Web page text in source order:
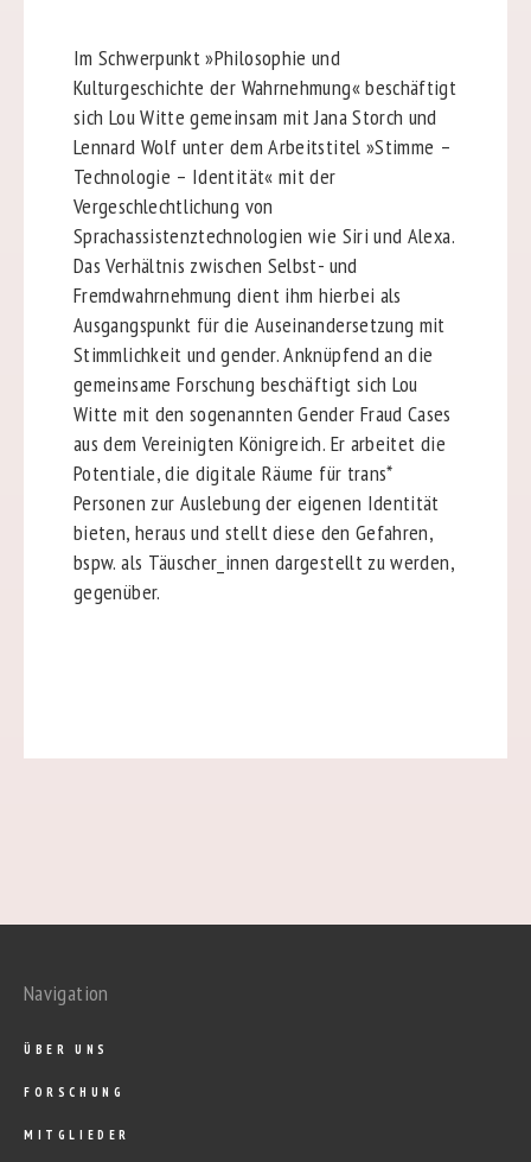
Im Schwerpunkt »Philosophie und
Kulturgeschichte der Wahrnehmung« beschäftigt
sich Lou Witte gemeinsam mit Jana Storch und
Lennard Wolf unter dem Arbeitstitel »Stimme –
Technologie – Identität« mit der
Vergeschlechtlichung von
Sprachassistenztechnologien wie Siri und Alexa.
Das Verhältnis zwischen Selbst- und
Fremdwahrnehmung dient ihm hierbei als
Ausgangspunkt für die Auseinandersetzung mit
Stimmlichkeit und gender. Anknüpfend an die
gemeinsame Forschung beschäftigt sich Lou
Witte mit den sogenannten Gender Fraud Cases
aus dem Vereinigten Königreich. Er arbeitet die
Potentiale, die digitale Räume für trans*
Personen zur Auslebung der eigenen Identität
bieten, heraus und stellt diese den Gefahren,
bspw. als Täuscher_innen dargestellt zu werden,
gegenüber.
Navigation
ÜBER UNS
FORSCHUNG
MITGLIEDER